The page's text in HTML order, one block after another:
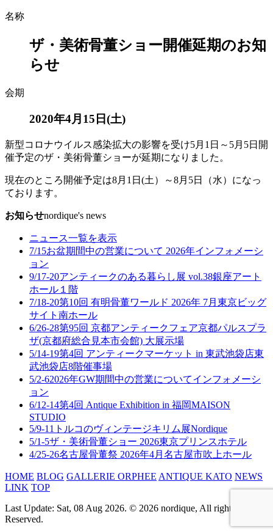
名称
ザ・美術骨董ショー開催延期のお知
らせ
会期
2020年4月15日(土)
新型コロナウイルス感染拡大の影響を受け5月1日～5月5日開
催予定のザ・美術骨董ショーが延期になりました。
現在のところ開催予定は8月1日(土）～8月5日（水）になっ
ております。
お知らせnordique's news
ニュース一覧を表示
7/15お盆期間中の営業について 2026年インフォメーシ
ョン
9/17-20アンティークのある暮らし展 vol.38銀座アート
ホール１階
7/18-20第10回 有明骨董ワールド 2026年 7月 東京ビッグ
サイト南ホール
6/26-28第95回 京都アンティークフェア京都パルスプラ
ザ(京都府総合見本市会館) 大展示場
5/14-19第4回 アンティークマーケット in 東武池袋店東
武池袋店8階催事場
5/2-62026年GW期間中の営業についてインフォメーシ
ョン
6/12-14第4回 Antique Exhibition in 福岡MAISON
STUDIO
5/9-11 トルコのヴィンテージキリム展Nordique
5/1-5ザ・美術骨董ショー 2026東京プリンスホテル
4/25-26名古屋骨董祭 2026年4月 名古屋市吹上ホール
HOME BLOG GALLERIE ORPHEE ANTIQUE KATO NEWS
LINK TOP
Last Update: Sat, 08 Aug 2026. © 2026 nordique, All rights
Reserved.